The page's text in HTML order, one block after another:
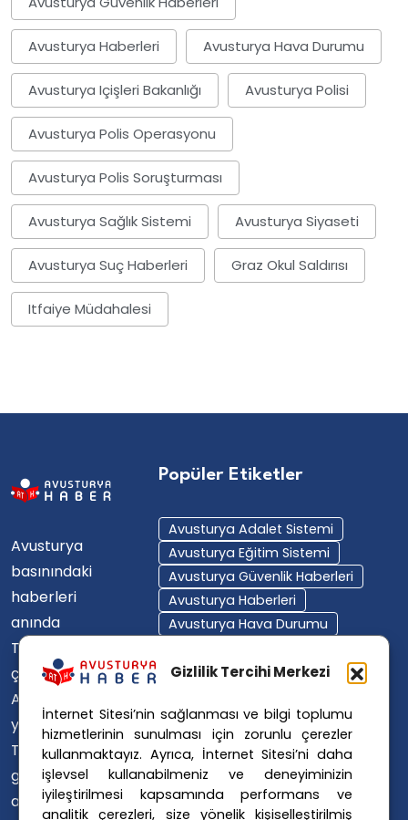
Gizlilik Tercihi Merkezi
İnternet Sitesi’nin sağlanması ve bilgi toplumu
hizmetlerinin sunulması için zorunlu çerezler
kullanmaktayız. Ayrıca, İnternet Sitesi’ni daha
işlevsel kullanabilmeniz ve deneyiminizin
iyileştirilmesi kapsamında performans ve
analitik çerezleri, size yönelik kişiselleştirilmiş
Avusturya Haberleri Avusturya Hava Durumu
Avusturya Içişleri Bakanlığı Avusturya Polisi
Avusturya Polis Operasyonu
Avusturya Polis Soruşturması
Avusturya Sağlık Sistemi Avusturya Siyaseti
Avusturya Suç Haberleri Graz Okul Saldırısı
Itfaiye Müdahalesi
Avusturya
basınındaki
haberleri
anında
Türkçe'ye
çevirerek,
Avusturya'da
yaşayan
Türklerin ülke
gündemini
ana dillerinde
Popüler Etiketler
Avusturya Adalet Sistemi
Avusturya Eğitim Sistemi
Avusturya Güvenlik Haberleri
Avusturya Haberleri
Avusturya Hava Durumu
Avusturya Polisi
Avusturya Polis Soruşturması
Avusturya Sağlık Sistemi
Avusturya Siyaseti
Avusturya Suç Haberleri
Avusturya Trafik Haberleri